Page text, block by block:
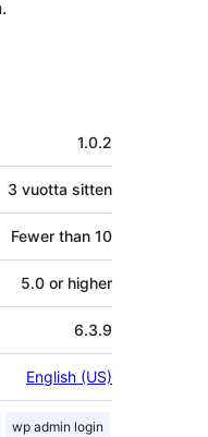
1.0.2
3 vuotta sitten
Fewer than 10
5.0 or higher
6.3.9
English (US)
wp admin login